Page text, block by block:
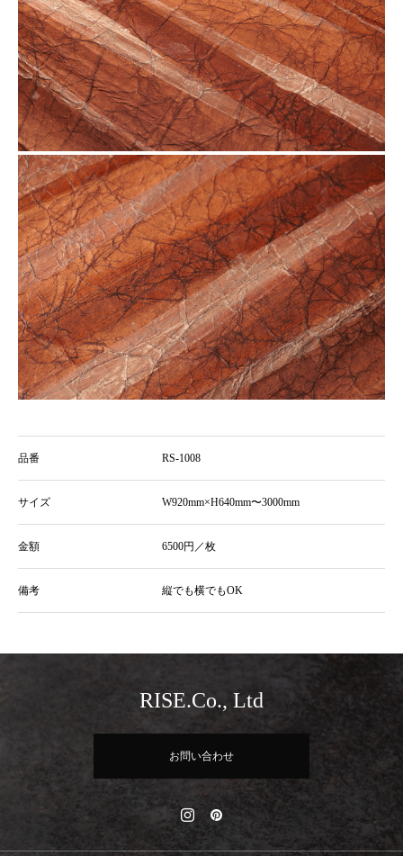
品番 RS-1008
サイズ W920mm×H640mm〜3000mm
金額 6500円／枚
備考 縦でも横でもOK
RISE.Co., Ltd
お問い合わせ